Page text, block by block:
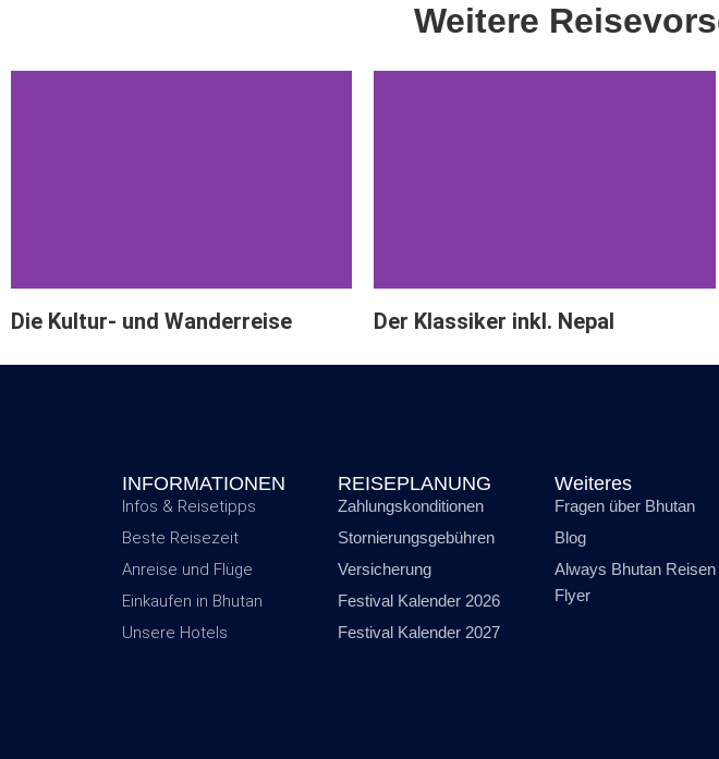
Weitere
Die Kultur- und Wanderreise Der Klassiker inkl. Nepal
INFORMATIONEN
Infos & Reisetipps
Beste Reisezeit
Anreise und Flüge
Einkaufen in Bhutan
Unsere Hotels
REISEPLANUNG
Zahlungskonditionen
Stornierungsgebühren
Versicherung
Festival Kalender 2026
Festival Kalender 2027
Weiteres
Fragen über Bhutan
Blog
Always Bhutan Reisen
Flyer